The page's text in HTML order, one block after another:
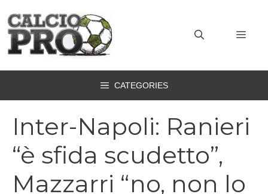
contenuto
CATEGORIES
Inter-Napoli: Ranieri
“è sfida scudetto”,
Mazzarri “no, non lo